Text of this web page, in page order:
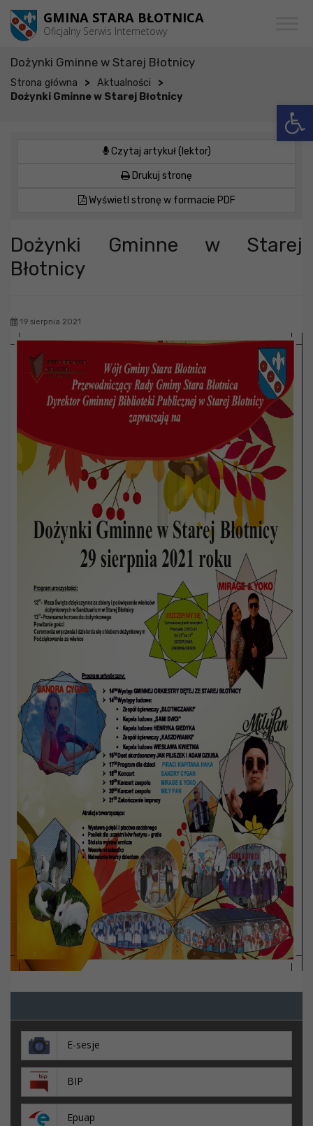
Przejdź do menu
Przejdź do głównej treści strony
Przejdź do stopki strony GMINA STARA BŁOTNICA
Oficjalny Serwis Internetowy
Dożynki Gminne w Starej Błotnicy
Strona główna > Aktualności >
Dożynki Gminne w Starej Błotnicy
Czytaj artykuł (lektor)
Drukuj stronę
Wyświetl stronę w formacie PDF
Dożynki Gminne w Starej
Błotnicy
19 sierpnia 2021
E-sesje
BIP
Epuap